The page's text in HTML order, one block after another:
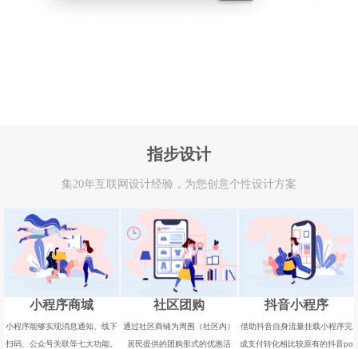
指步设计
集20年互联网设计经验，为您创意个性设计方案
小程序商城
小程序能够实现消息通知、线下
扫码、公众号关联等七大功能。
社区团购
通过社区商铺为周围（社区内）
居民提供的团购形式的优惠活
抖音小程序
借助抖音自身流量挂载小程序完
成支付转化相比较原有的抖音po